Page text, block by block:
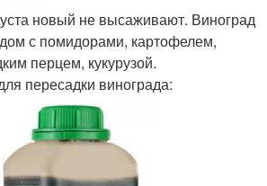
новый не высаживают. Виноград
с помидорами, картофелем,
перцем, кукурузой.
пересадки винограда: